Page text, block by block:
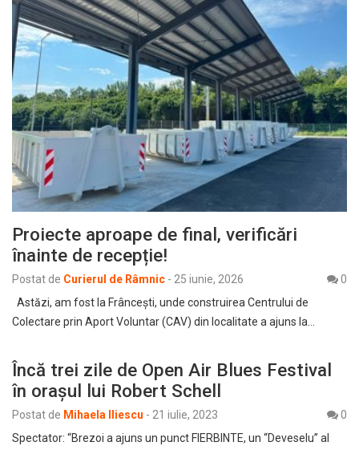
Proiecte aproape de final, verificări
înainte de recepție!
Postat de Curierul de Râmnic - 25 iunie, 2026
0
​Astăzi, am fost la Frâncești, unde construirea Centrului de
Colectare prin Aport Voluntar (CAV) din localitate a ajuns la…
Încă trei zile de Open Air Blues Festival
în oraşul lui Robert Schell
Postat de Mihaela Iliescu - 21 iulie, 2023
0
Spectator: “Brezoi a ajuns un punct FIERBINTE, un “Deveselu” al